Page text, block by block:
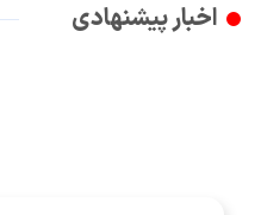
اخبار پیشنهادی